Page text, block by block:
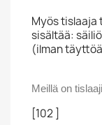
Myös
sisältää:
(ilman
Meillä on
[102 ]